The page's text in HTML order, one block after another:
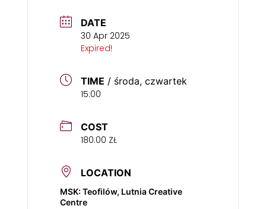
DATE
30 Apr 2025
Expired!
TIME / środa, czwartek
15:00
COST
180.00 ZŁ
LOCATION
MSK: Teofilów, Lutnia Creative
Centre